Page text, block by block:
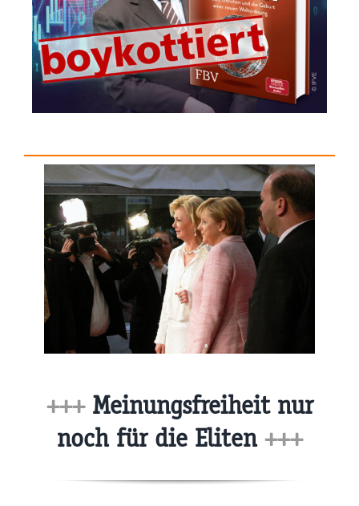
+++Meinungsfreiheit nur
noch für die Eliten +++